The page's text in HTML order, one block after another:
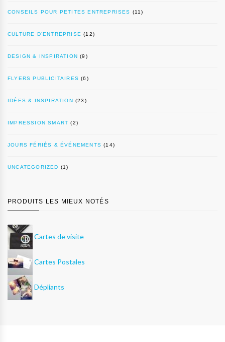
CONSEILS POUR PETITES ENTREPRISES (11)
CULTURE D’ENTREPRISE (12)
DESIGN & INSPIRATION (9)
FLYERS PUBLICITAIRES (6)
IDÉES & INSPIRATION (23)
IMPRESSION SMART (2)
JOURS FÉRIÉS & ÉVÉNEMENTS (14)
UNCATEGORIZED (1)
PRODUITS LES MIEUX NOTÉS
Cartes de visite
Cartes Postales
Dépliants